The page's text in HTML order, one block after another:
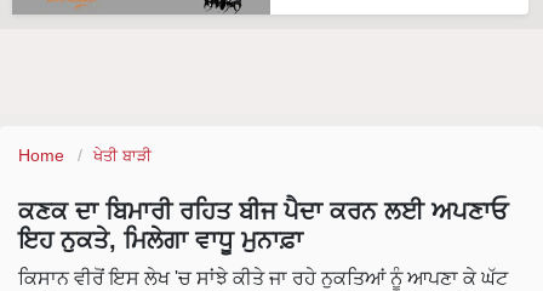
Home ਖੇਤੀ ਬਾੜੀ
ਕਣਕ ਦਾ ਬਿਮਾਰੀ ਰਹਿਤ ਬੀਜ ਪੈਦਾ ਕਰਨ ਲਈ ਅਪਣਾਓ
ਇਹ ਨੁਕਤੇ, ਮਿਲੇਗਾ ਵਾਧੂ ਮੁਨਾਫ਼ਾ
ਕਿਸਾਨ ਵੀਰੋਂ ਇਸ ਲੇਖ 'ਚ ਸਾਂਝੇ ਕੀਤੇ ਜਾ ਰਹੇ ਨੁਕਤਿਆਂ ਨੂੰ ਆਪਣਾ ਕੇ ਘੱਟ